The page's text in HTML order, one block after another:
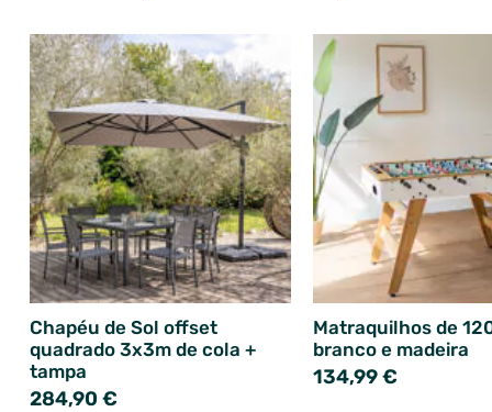
Chapéu de Sol offset
quadrado 3x3m de cola +
tampa
284,90 €
Matraquilhos de
branco e madeira
134,99 €